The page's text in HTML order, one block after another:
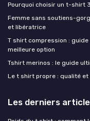
Pourquoi choisir un t-shirt
Femme sans soutiens-
et libératrice
T shirt compression :
meilleure option
Tshirt merinos : le guide
Le t shirt propre : qualité
Les derniers